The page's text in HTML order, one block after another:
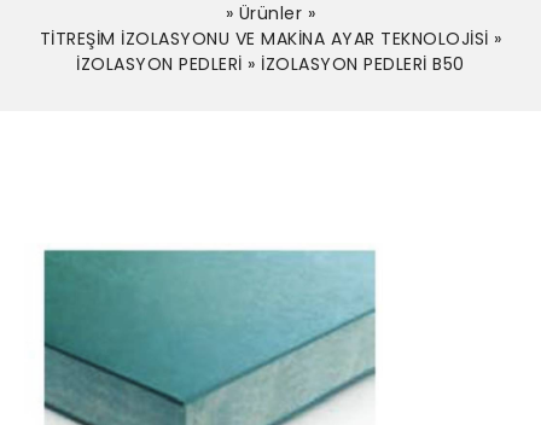
» Ürünler »
TİTREŞİM İZOLASYONU VE MAKİNA AYAR TEKNOLOJİSİ »
İZOLASYON PEDLERİ » İZOLASYON PEDLERİ B50